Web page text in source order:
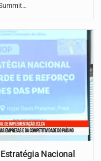
Nacional